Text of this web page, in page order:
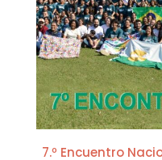
7.º Encuentro